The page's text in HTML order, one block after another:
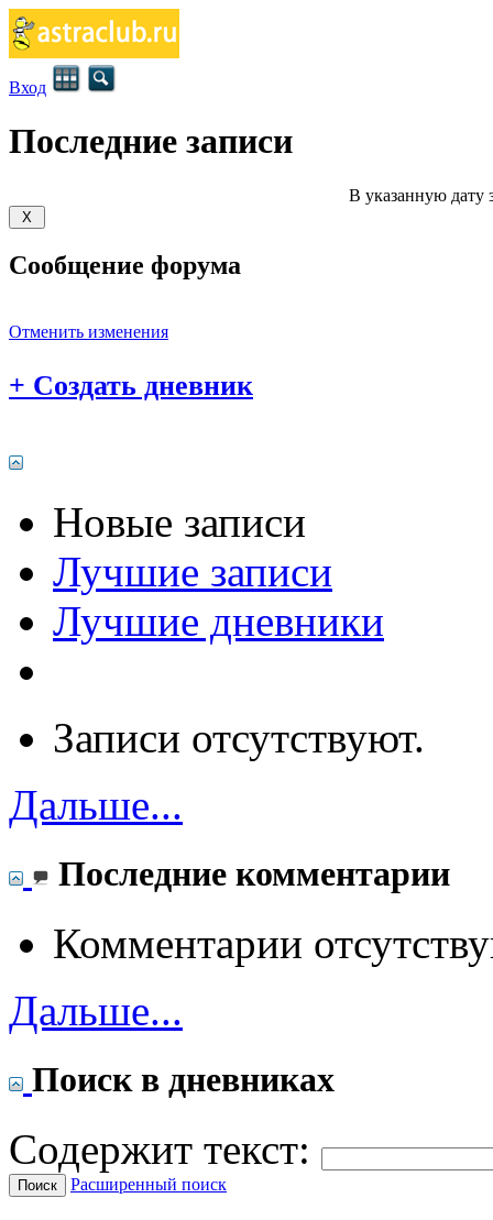
Вход
Последние записи
В указанную дату
Сообщение форума
Отменить изменения
+ Создать дневник
Новые записи
Лучшие записи
Лучшие дневники
Записи отсутствуют.
Дальше...
Последние комментарии
Комментарии
Дальше...
Поиск в дневниках
Содержит текст:
Расширенный поиск